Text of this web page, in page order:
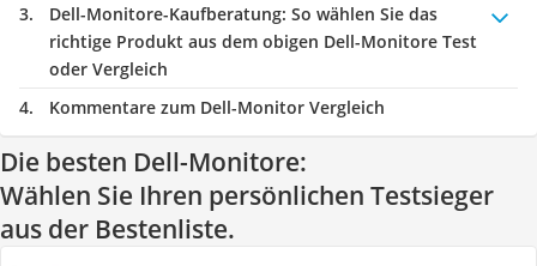
Dell-Monitore-Kaufberatung: So wählen Sie das
richtige Produkt aus dem obigen Dell-Monitore Test
oder Vergleich
Kommentare zum Dell-Monitor Vergleich
Die besten Dell-Monitore:
Wählen Sie Ihren persönlichen Testsieger
aus der Bestenliste.